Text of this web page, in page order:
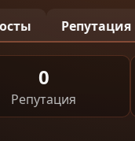
Репутация
0
Репутация